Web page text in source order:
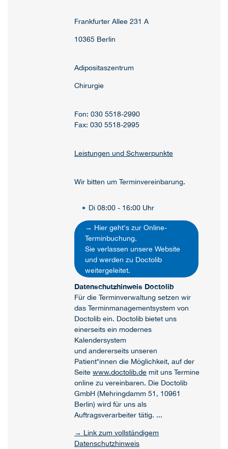
Frankfurter Allee 231 A
10365 Berlin
Adipositaszentrum
Chirurgie
Fon: 030 5518-2990
Fax: 030 5518-2995
Leistungen und Schwerpunkte
Wir bitten um Terminvereinbarung.
Di 08:00 - 16:00 Uhr
→ Hier geht's zur Online-
Terminbuchung.
Sie verlassen unsere Website
und werden zu Doctolib
weitergeleitet.
Datenschutzhinweis Doctolib
Für die Terminverwaltung setzen wir
das Terminmanagementsystem von
Doctolib ein. Doctolib bietet uns
einerseits ein modernes
Kalendersystem
und andererseits unseren
Patient*innen die Möglichkeit, auf der
Seitewww.doctolib.de mit uns Termine
online zu vereinbaren. Die Doctolib
GmbH (Mehringdamm 51, 10961
Berlin) wird für uns als
Auftragsverarbeiter tätig. ...
→ Link zum vollständigem
Datenschutzhinweis